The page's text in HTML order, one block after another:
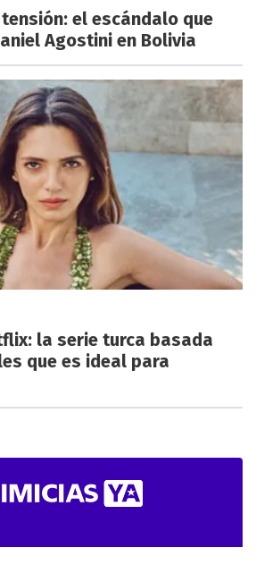
el escándalo que
Agostini en Bolivia
la serie turca basada
que es ideal para